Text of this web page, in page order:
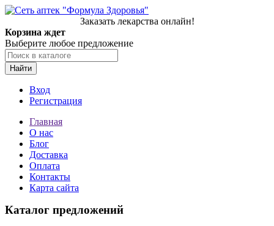
Заказать лекарства онлайн!
Корзина ждет
Выберите любое предложение
Найти
Вход
Регистрация
Главная
О нас
Блог
Доставка
Оплата
Контакты
Карта сайта
Каталог предложений